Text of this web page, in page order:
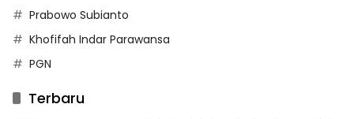
Prabowo Subianto
Khofifah Indar Parawansa
PGN
Terbaru